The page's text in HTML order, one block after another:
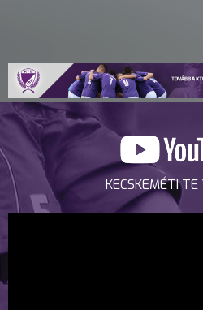
KECSKEMÉTI TE